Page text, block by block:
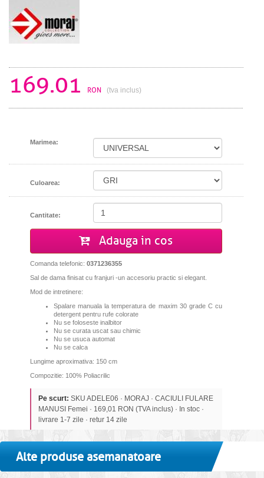
169.01 RON (tva inclus)
Marimea:
Culoarea:
Cantitate:
Adauga in cos
Comanda telefonic: 0371236355
Sal de dama finisat cu franjuri -un accesoriu practic si elegant.
Mod de intretinere:
Spalare manuala la temperatura de maxim 30grade C cu
detergent pentru rufe colorate
Nu se foloseste inalbitor
Nu se curata uscat sau chimic
Nu se usuca automat
Nu se calca
Lungime aproximativa: 150 cm
Compozitie: 100% Poliacrilic
Pe scurt: SKU ADELE06 · MORAJ · CACIULI FULARE
MANUSI Femei · 169,01 RON (TVA inclus) · In stoc ·
livrare 1-7 zile · retur 14 zile
Alte produse asemanatoare